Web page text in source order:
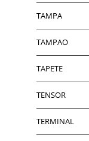
TAMPA
TAMPAO
TAPETE
TENSOR
TERMINAL